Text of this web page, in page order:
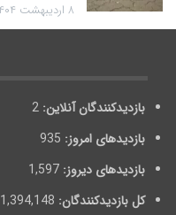
۸ اردیبهشت ۱۴۰۴
بازدیدکنندگان آنلاین: 2
بازدیدهای امروز: 935
بازدیدهای دیروز: 1,597
کل بازدیدکنند‌گان: 1,394,148